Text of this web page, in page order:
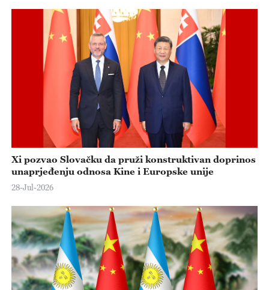
Xi pozvao Slovačku da pruži konstruktivan doprinos
unaprjeđenju odnosa Kine i Europske unije
28-Jul-2026